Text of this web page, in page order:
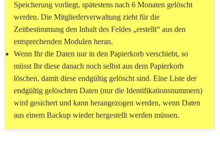
Speicherung vorliegt, spätestens nach 6 Monaten gelöscht
werden. Die Mitgliederverwaltung zieht für die
Zeitbestimmung den Inhalt des Feldes „erstellt“ aus den
entsprechenden Modulen heran.
Wenn Ihr die Daten nur in den Papierkorb verschiebt, so
müsst Ihr diese danach noch selbst aus dem Papierkorb
löschen, damit diese endgültig gelöscht sind. Eine Liste der
endgültig gelöschten Daten (nur die Identifikationsnummern)
wird gesichert und kann herangezogen werden, wenn Daten
aus einem Backup wieder hergestellt werden müssen.